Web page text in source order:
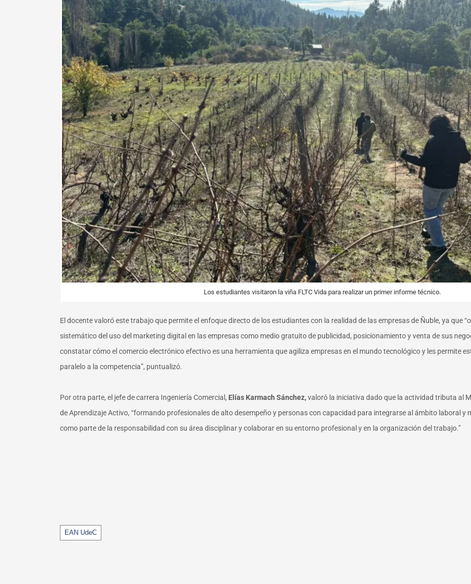
Los estudiantes visitaron la viña FLTC Vida para realizar un primer informe técnico.
El docente valoró este trabajo que permite el enfoque directo de los estudiantes con la realidad de las empresas de Ñuble, ya que
sistemático del uso del marketing digital en las empresas como medio gratuito de publicidad, posicionamiento y venta de sus
constatar cómo el comercio electrónico efectivo es una herramienta que agiliza empresas en el mundo tecnológico y les permite
paralelo a la competencia”, puntualizó.
Por otra parte, el jefe de carrera Ingeniería Comercial, Elías Karmach Sánchez,valoró la iniciativa dado que la actividad tributa al
de Aprendizaje Activo, “formando profesionales de alto desempeño y personas con capacidad para integrarse al ámbito laboral
como parte de la responsabilidad con su área disciplinar y colaborar en su entorno profesional y en la organización del trabajo.”
Tags
EAN UdeC